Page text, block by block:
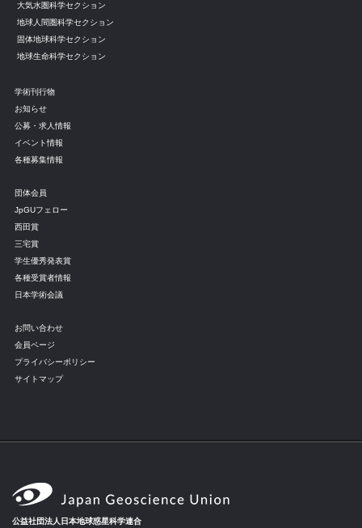
大気水圏科学セクション
地球人間圏科学セクション
固体地球科学セクション
地球生命科学セクション
学術刊行物
お知らせ
公募・求人情報
イベント情報
各種募集情報
団体会員
JpGUフェロー
西田賞
三宅賞
学生優秀発表賞
各種受賞者情報
日本学術会議
お問い合わせ
会員ページ
プライバシーポリシー
サイトマップ
公益社団法人日本地球惑星科学連合